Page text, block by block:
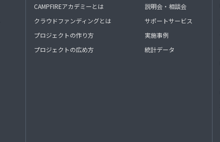
CAMPFIREアカデミーとは
クラウドファンディングとは
プロジェクトの作り方
プロジェクトの広め方
説明会・相談会
サポートサービス
実施事例
統計データ